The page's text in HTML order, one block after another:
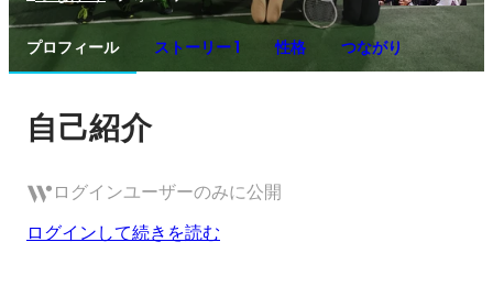
プロフィール ストーリー 1 性格 つながり
自己紹介
ログインユーザーのみに公開
ログインして続きを読む